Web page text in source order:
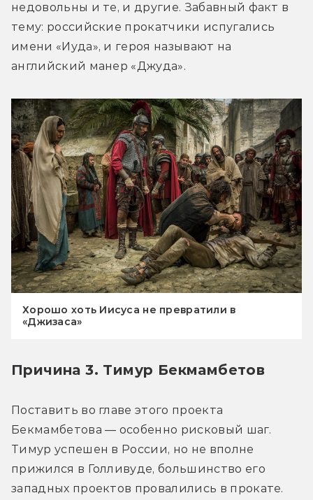
недовольны и те, и другие. Забавный факт в
тему: российские прокатчики испугались
имени «Иуда», и героя называют на
английский манер «Джуда».
Хорошо хоть Иисуса не превратили в
«Джизаса»
Причина 3. Тимур Бекмамбетов
Поставить во главе этого проекта
Бекмамбетова — особенно рисковый шаг.
Тимур успешен в России, но не вполне
прижился в Голливуде, большинство его
западных проектов провалились в прокате.